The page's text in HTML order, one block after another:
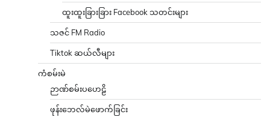
ထူးထူးခြားခြား Facebook သတင်းများ
သဇင် FM Radio
Tiktok ဆယ်လီများ
ကံစမ်းမဲ
ဉာဏ်စမ်းပဟေဠိ
ဖုန်းဘေလ်မဲဖောက်ခြင်း